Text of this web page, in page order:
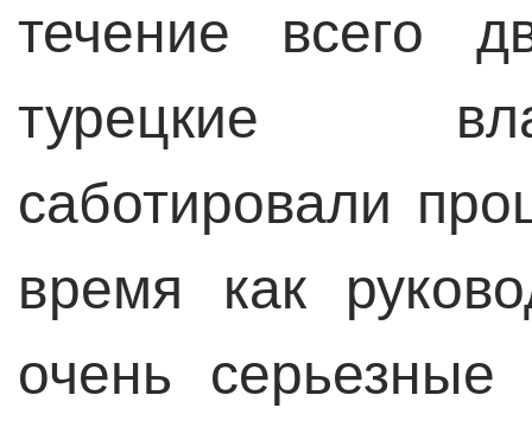
течение всего
турецкие
саботировали
время как
очень серьезные